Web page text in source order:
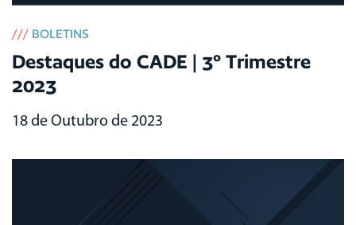
/// BOLETINS
Destaques do CADE | 3º Trimestre
2023
18 de Outubro de 2023